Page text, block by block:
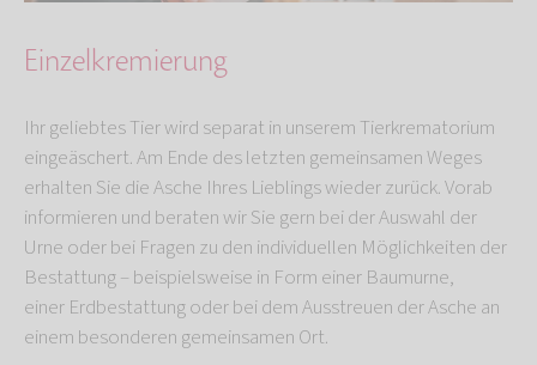
Einzelkremierung
Ihr geliebtes Tier wird separat in unserem Tierkrematorium
eingeäschert. Am Ende des letzten gemeinsamen Weges
erhalten Sie die Asche Ihres Lieblings wieder zurück. Vorab
informieren und beraten wir Sie gern bei der Auswahl der
Urne oder bei Fragen zu den individuellen Möglichkeiten der
Bestattung – beispielsweise in Form einer Baumurne,
einer Erdbestattung oder bei dem Ausstreuen der Asche an
einem besonderen gemeinsamen Ort.